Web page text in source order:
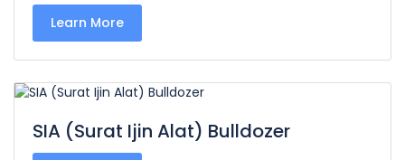
Learn More
SIA (Surat Ijin Alat) Bulldozer